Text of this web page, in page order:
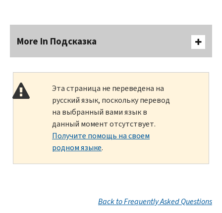
More In Подсказка
Эта страница не переведена на
русский язык, поскольку перевод
на выбранный вами язык в
данный момент отсутствует.
Получите помощь на своем
родном языке.
Back to Frequently Asked Questions